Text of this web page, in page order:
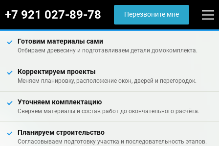
+7 921 027-89-78 Перезвоните мне
Готовим материалы сами
Отбираем древесину и подготавливаем детали домокомплекта.
Корректируем проекты
Меняем планировку, расположение окон, дверей и перегородок.
Уточняем комплектацию
Сверяем материалы и состав работ до окончательного расчёта.
Планируем строительство
Согласовываем подготовку участка и последовательность этапов.